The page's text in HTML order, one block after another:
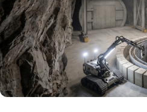
metre altında, 2
içine inşa edilen
depolama tesisi
100 bin yıl boyunca
hazırlanıyor.